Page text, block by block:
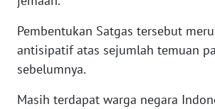
Pembentukan Satgas tersebut
antisipatif atas sejumlah temuan
sebelumnya.
Masih terdapat warga negara
WN
RIAU
WN